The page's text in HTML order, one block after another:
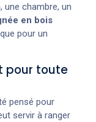
une chambre, un
en bois
pour un
pour toute
pensé pour
servir à ranger